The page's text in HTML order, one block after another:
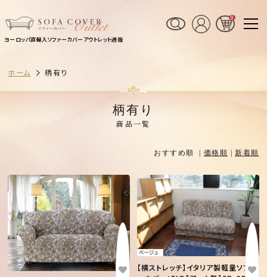
ヨーロッパ直輸入ソファーカバーアウトレット通販
0
ホーム 柄有り
柄有り
商品一覧
おすすめ順 | 価格順 |新着順
【横ストレッチ】イタリア製軽量ソファ